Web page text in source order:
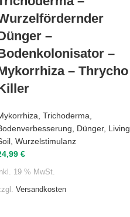
–
–
– Thrycho
Trichoderma
Dünger, Living
Wurzelstimulanz
€
19 % MwSt.
Versandkosten